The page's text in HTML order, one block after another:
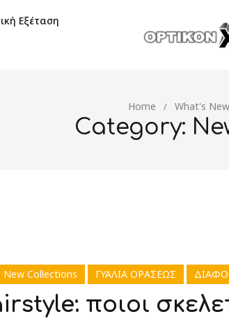
Εξέταση
Home / What's New
Category:
New Collections ΓΥΑΛΙΑ ΟΡΑΣΕΩΣ
ποιοι